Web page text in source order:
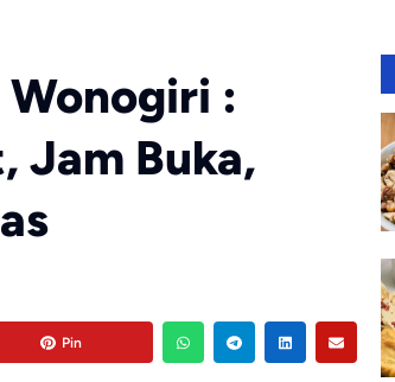
:
Jam Buka,
Pin